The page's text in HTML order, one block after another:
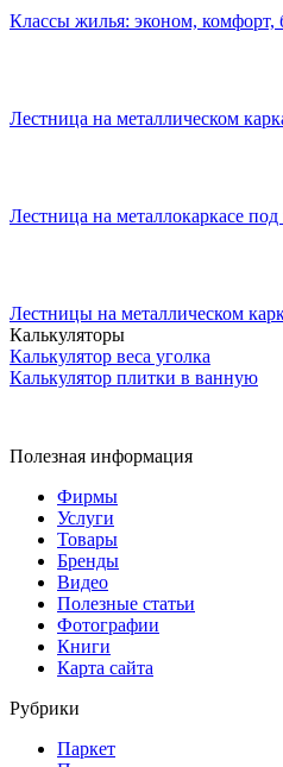
Классы жилья: эконом, комфорт,
Лестница на металлическом
Лестница на металлокаркасе
Лестницы на металлическом
Калькуляторы
Калькулятор веса уголка
Калькулятор плитки в ванную
Полезная информация
Фирмы
Услуги
Товары
Бренды
Видео
Полезные статьи
Фотографии
Книги
Карта сайта
Рубрики
Паркет